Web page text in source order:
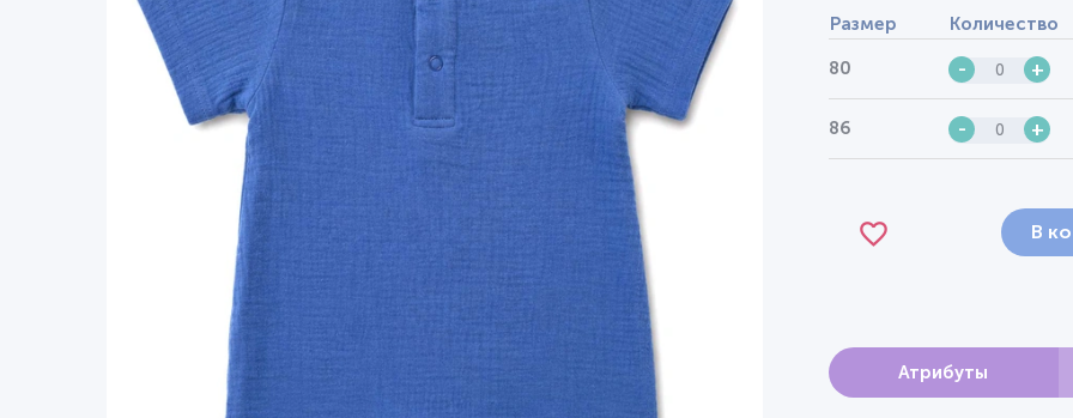
Размер Количество
80 - +
86 - +
В
Атрибуты